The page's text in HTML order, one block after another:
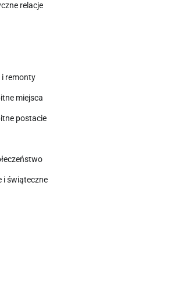
relacje
remonty
miejsca
postacie
i świąteczne